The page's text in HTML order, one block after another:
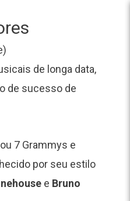
de longa data,
de sucesso de
7 Grammys e
por seu estilo
e Bruno